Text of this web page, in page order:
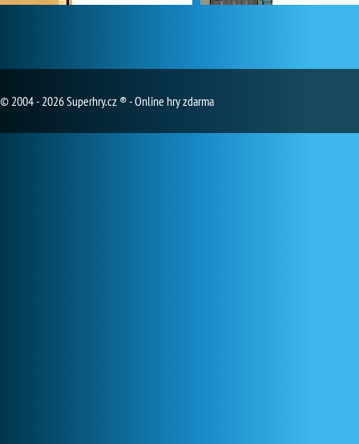
© 2004 - 2026 Superhry.cz ® - Online hry zdarma